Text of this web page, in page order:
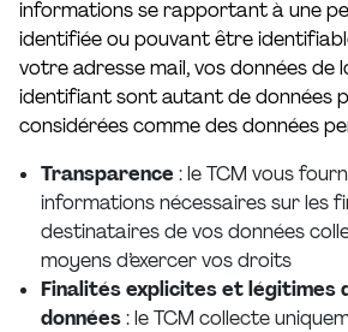
informations se rapportant à une
identifiée ou pouvant être
votre adresse mail, vos données de
identifiant sont autant de données
considérées comme des données
Transparence : le TCM vous
informations nécessaires sur les
destinataires de vos données
moyens d’exercer vos droits
Finalités explicites et légitimes
données: le TCM collecte